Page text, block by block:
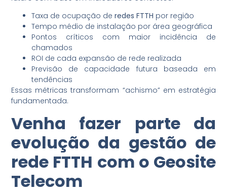
Taxa de ocupação deredes FTTH por região
Tempo médio de instalação por área geográfica
Pontos críticos com maior incidência de
chamados
ROI de cada expansão de rede realizada
Previsão de capacidade futura baseada em
tendências
Essas métricas transformam “achismo” em estratégia
fundamentada.
Venha fazer parte da
evolução da gestão de
rede FTTH com o Geosite
Telecom